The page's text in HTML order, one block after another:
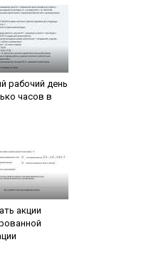
рабочий день
часов в
акции